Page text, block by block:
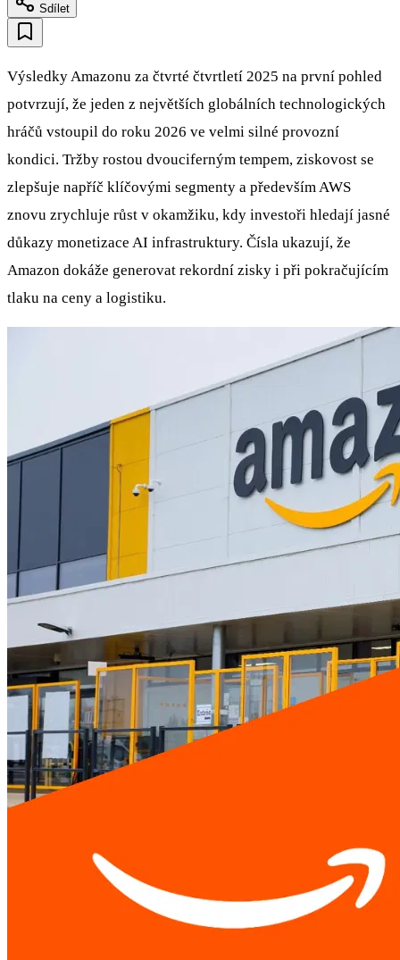
Sdílet
Výsledky Amazonu za čtvrté čtvrtletí 2025 na první pohled
potvrzují, že jeden z největších globálních technologických
hráčů vstoupil do roku 2026 ve velmi silné provozní
kondici. Tržby rostou dvouciferným tempem, ziskovost se
zlepšuje napříč klíčovými segmenty a především AWS
znovu zrychluje růst v okamžiku, kdy investoři hledají jasné
důkazy monetizace AI infrastruktury. Čísla ukazují, že
Amazon dokáže generovat rekordní zisky i při pokračujícím
tlaku na ceny a logistiku.